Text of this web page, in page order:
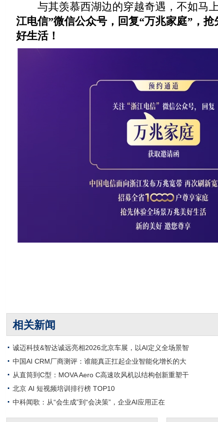
与其羡慕西湖边的穿越奇遇，不如马
江电信”微信公众号 ，回复“万兆家庭” ，抢
好生活！
相关新闻
诚迈科技&智达诚远亮相2026北京车展，以AI定义全场景智
中国AI CRM厂商测评：谁能真正扛起企业智能化增长的大
从直筒到C型：MOVA Aero C高速吹风机以结构创新重塑干
北京 AI 短视频培训排行榜 TOP10
中科闻歌：从“会生成”到“会决策”，企业AI应用正在